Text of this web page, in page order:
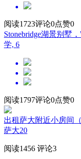
阅读1723评论0点赞0
Stonebridge湖景别墅
学, 6
阅读1797评论0点赞0
出租萨大附近小房间
萨大20
阅读1456 评论3